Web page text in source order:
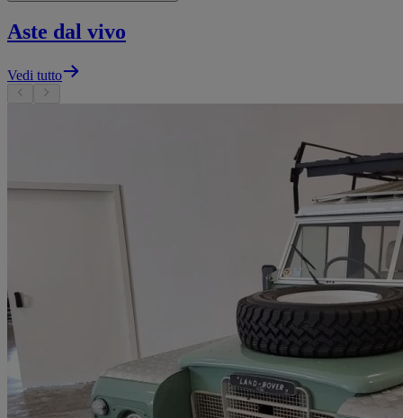
Aste dal vivo
Vedi tutto